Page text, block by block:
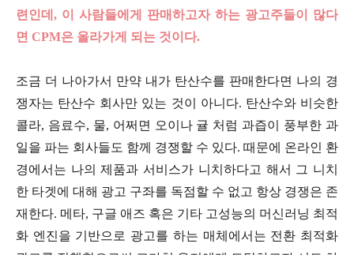
련인데, 이 사람들에게 판매하고자 하는 광고주들이 많다
면 CPM은 올라가게 되는 것이다.
조금 더 나아가서 만약 내가 탄산수를 판매한다면 나의 경
쟁자는 탄산수 회사만 있는 것이 아니다. 탄산수와 비슷한
콜라, 음료수, 물, 어쩌면 오이나 귤 처럼 과즙이 풍부한 과
일을 파는 회사들도 함께 경쟁할 수 있다. 때문에 온라인 환
경에서는 나의 제품과 서비스가 니치하다고 해서 그 니치
한 타겟에 대해 광고 구좌를 독점할 수 없고 항상 경쟁은 존
재한다. 메타, 구글 애즈 혹은 기타 고성능의 머신러닝 최적
화 엔진을 기반으로 광고를 하는 매체에서는 전환 최적화